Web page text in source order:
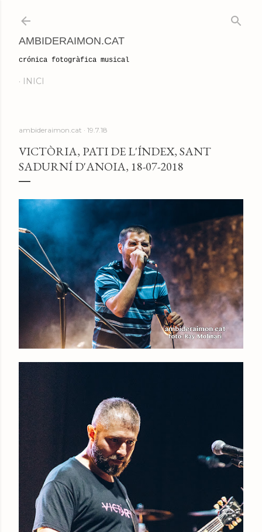
AMBIDERAIMON.CAT
crónica fotogràfica musical
INICI
ambideraimon.cat 19.7.18
VICTÒRIA, PATI DE L'ÍNDEX, SANT
SADURNÍ D'ANOIA, 18-07-2018